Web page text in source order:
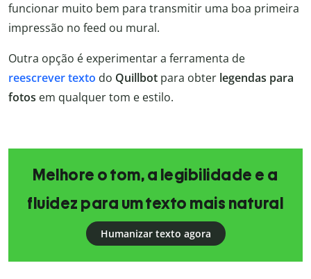
funcionar muito bem para transmitir uma boa primeira
impressão no feed ou mural.
Outra opção é experimentar a ferramenta de
reescrever texto do Quillbot para obter legendas para
fotos em qualquer tom e estilo.
Melhore o tom, a legibilidade e a
fluidez para um texto mais natural
Humanizar texto agora